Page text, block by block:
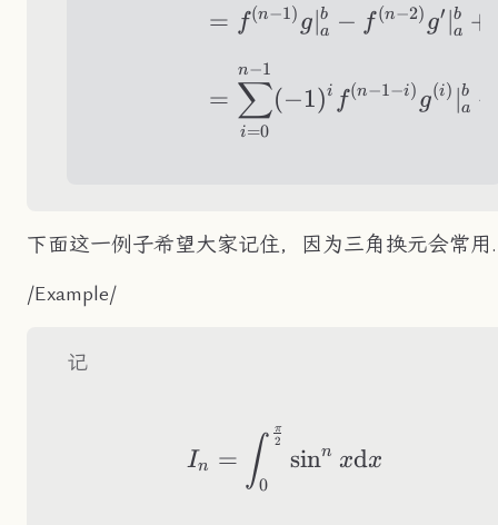
= f(n−1) g ∣a
b − f(n−2) g′
a
b +
=
i=0
∑
n−1
(−1)i f(n−1−i) g(i) ∣a
b +
下面这一例子希望大家记住，因为三角换元会常用.
/Example/
记
In = ∫0
2
π
sinn xdx